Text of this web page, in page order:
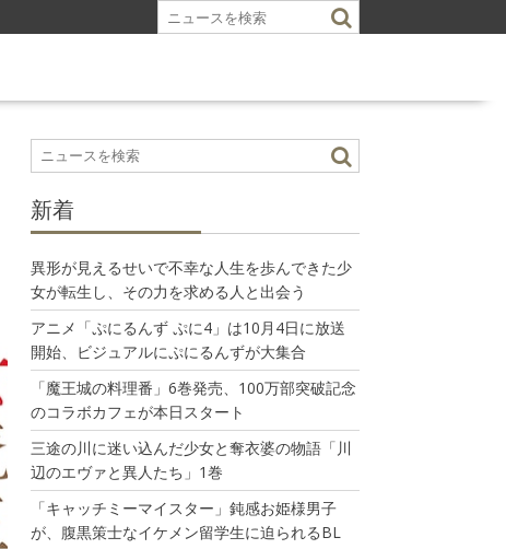
新着
異形が見えるせいで不幸な人生を歩んできた少
女が転生し、その力を求める人と出会う
アニメ「ぷにるんず ぷに4」は10月4日に放送
開始、ビジュアルにぷにるんずが大集合
「魔王城の料理番」6巻発売、100万部突破記念
のコラボカフェが本日スタート
三途の川に迷い込んだ少女と奪衣婆の物語「川
辺のエヴァと異人たち」1巻
「キャッチミーマイスター」鈍感お姫様男子
が、腹黒策士なイケメン留学生に迫られるBL